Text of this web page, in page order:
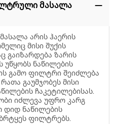
მასალა
არის ჰაერის
მისი შუქის
გაიზარდება ზარის
ნაწილების
გამო ფილტრი შეიძლება
გაუმჯობეს მისი
ჩაკეტილებისას.
იძლევა უფრო კარგ
დიდ ნაწილების
ფილტრებს.